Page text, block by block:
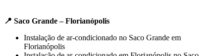
📍 Saco Grande – Florianópolis
Instalação de ar-condicionado no Saco Grande em
Florianópolis